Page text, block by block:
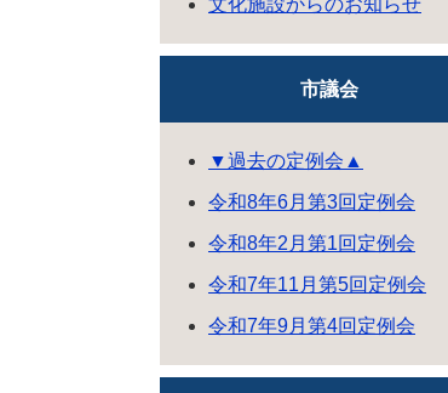
文化施設からのお知らせ
市議会
▼過去の定例会▲
令和8年6月第3回定例会
令和8年2月第1回定例会
令和7年11月第5回定例会
令和7年9月第4回定例会